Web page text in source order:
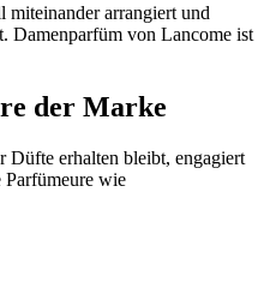
arrangiert und
Damenparfüm von Lancome ist
der Marke
Düfte erhalten bleibt, engagiert
Parfümeure wie